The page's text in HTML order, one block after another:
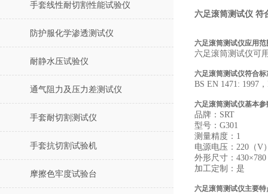
手套线性耐切割性能试验仪
防护服化学渗透测试仪
耐静水压试验仪
通气阻力及压力差测试仪
手套耐切割测试仪
手套抗切割试验机
摩擦色牢度试验台
六足滚筒测试仪 符
六足滚筒测试仪应用范
六足滚筒测试仪可
六足滚筒测试仪符合标
BS EN 1471: 1997 ，
六足滚筒测试仪基本参
品牌： SRT
型号： G301
测量精度： 1
电源电压： 220 （V
外形尺寸： 430×780
加工定制：是
六足滚筒测试仪主要特